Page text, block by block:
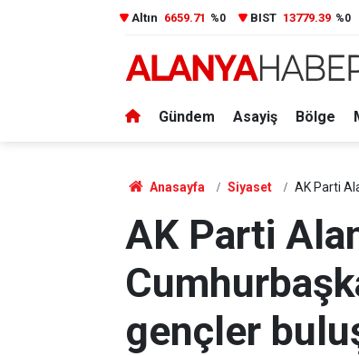
Altın 6659.71 %0 BIST 13779.39 %0
Gündem Asayiş Bölge
Anasayfa Siyaset AK Parti
AK Parti
gençler